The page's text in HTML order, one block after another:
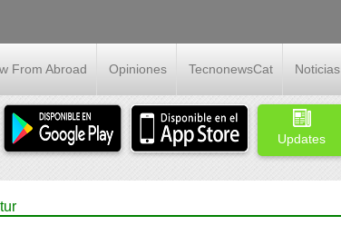
From Abroad Opiniones TecnonewsCat Noticias
Updates